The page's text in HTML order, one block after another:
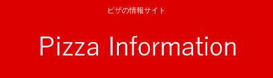
ピザの情報サイト